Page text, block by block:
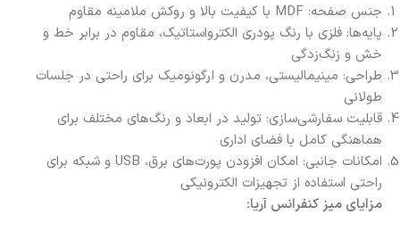
جنس صفحه: MDF با کیفیت بالا و روکش ملامینه مقاوم
پایه‌ها: فلزی با رنگ پودری الکترواستاتیک، مقاوم در برابر خط و
خش و زنگ‌زدگی
طراحی: مینیمالیستی، مدرن و ارگونومیک برای راحتی در جلسات
طولانی
قابلیت سفارشی‌سازی: تولید در ابعاد و رنگ‌های مختلف برای
هماهنگی کامل با فضای اداری
امکانات جانبی: امکان افزودن پورت‌های برق، USB و شبکه برای
راحتی استفاده از تجهیزات الکترونیکی
مزایای میز کنفرانس آریا: